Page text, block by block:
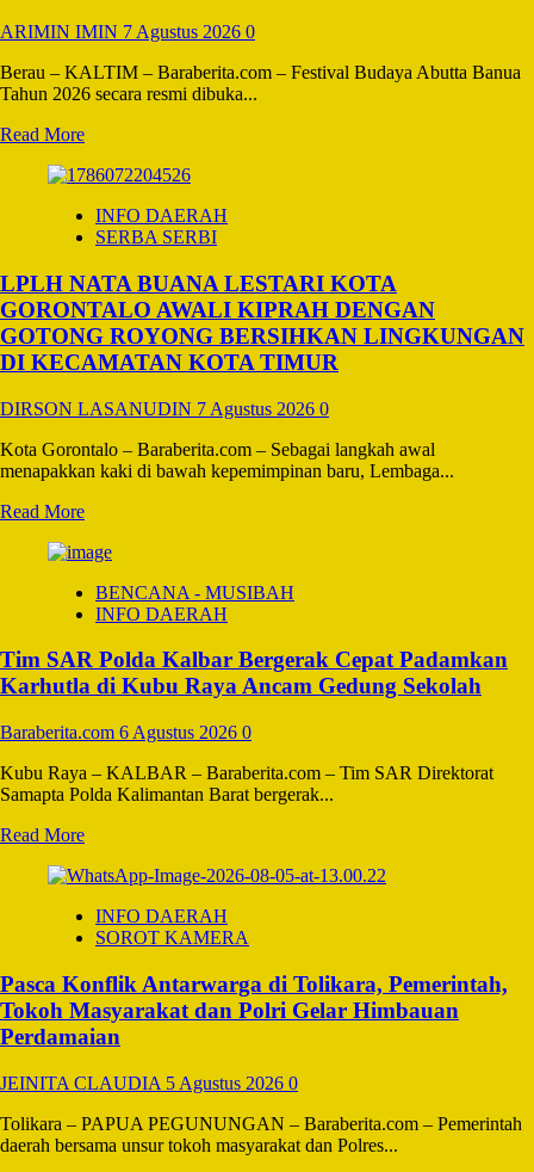
ARIMIN IMIN 7 Agustus 2026 0
Berau – KALTIM – Baraberita.com – Festival Budaya Abutta Banua
Tahun 2026 secara resmi dibuka...
Read MoreRead
about
Budaya
Abutta
2026
Resmi
Dibuka,
Warnai
Peringatan
Kelurahan
ke-
24
INFO DAERAH
SERBA SERBI
LPLH NATA BUANA LESTARI KOTA
GORONTALO AWALI KIPRAH DENGAN
GOTONG ROYONG BERSIHKAN LINGKUNGAN
DI KECAMATAN KOTA TIMUR
DIRSON LASANUDIN 7 Agustus 2026 0
‎Kota Gorontalo – Baraberita.com – Sebagai langkah awal
menapakkan kaki di bawah kepemimpinan baru, Lembaga...
Read MoreRead
about
NATA
BUANA
KOTA
GORONTALO
KIPRAH
DENGAN
GOTONG
ROYONG
LINGKUNGAN
KECAMATAN
TIMUR
BENCANA - MUSIBAH
INFO DAERAH
Tim SAR Polda Kalbar Bergerak Cepat Padamkan
Karhutla di Kubu Raya Ancam Gedung Sekolah
Baraberita.com 6 Agustus 2026 0
Kubu Raya – KALBAR – Baraberita.com – Tim SAR Direktorat
Samapta Polda Kalimantan Barat bergerak...
Read MoreRead
about
SAR
Polda
Bergerak
Cepat
Padamkan
Karhutla
Kubu
Raya
Ancam
Gedung
INFO DAERAH
SOROT KAMERA
Pasca Konflik Antarwarga di Tolikara, Pemerintah,
Tokoh Masyarakat dan Polri Gelar Himbauan
Perdamaian
JEINITA CLAUDIA 5 Agustus 2026 0
Tolikara – PAPUA PEGUNUNGAN – Baraberita.com – Pemerintah
daerah bersama unsur tokoh masyarakat dan Polres...